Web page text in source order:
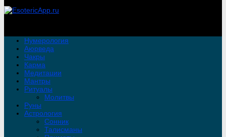
Нумерология
Аюрведа
Чакры
Карма
Медитации
Мантры
Ритуалы
Молитвы
Руны
Астрология
Сонник
Талисманы